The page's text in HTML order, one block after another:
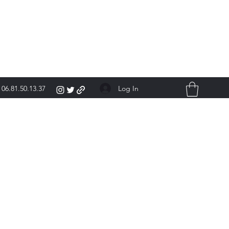
06.81.50.13.37 Log In